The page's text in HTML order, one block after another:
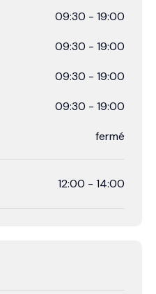
09:30 - 19:00
09:30 - 19:00
09:30 - 19:00
09:30 - 19:00
fermé
12:00 - 14:00